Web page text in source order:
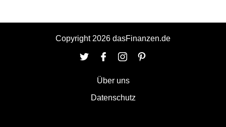
Copyright 2026 dasFinanzen.de
Über uns
Datenschutz